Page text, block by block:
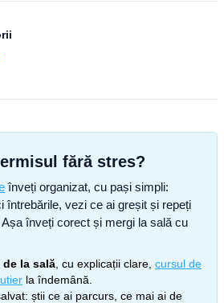
fără stres?
înveți organizat, cu pași simpli:
întrebările, vezi ce ai greșit și repeți
înveți corect și mergi la sală cu
la sală , cu explicații clare, cursul de
la îndemână.
știi ce ai parcurs, ce mai ai de